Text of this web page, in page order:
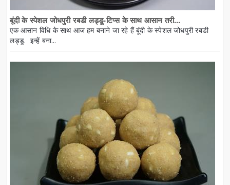
बूंदी के स्पेशल जोधपुरी रबडी लड्डू-टिप्स के साथ आसान तरी...
एक आसान विधि के साथ आज हम बनाने जा रहे हैं बूंदी के स्पेशल जोधपुरी रबडी
लड्डू. इन्हें बना...